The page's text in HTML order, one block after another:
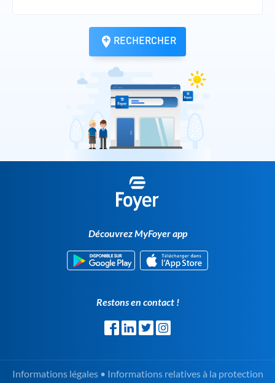
RECHERCHER
Découvrez MyFoyer app
Restons en contact !
Informations légales• Informations relatives à la protection